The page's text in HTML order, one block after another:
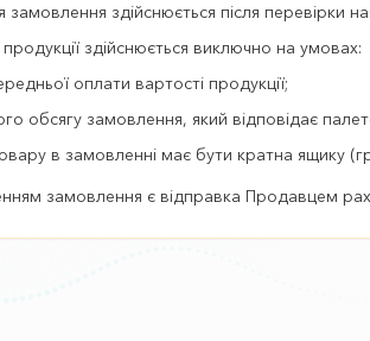
здійснюється після перевірки
здійснюється виключно на умовах:
оплати вартості продукції;
обсягу замовлення, який відповідає
в замовленні має бути кратна ящику
замовлення є відправка Продавцем